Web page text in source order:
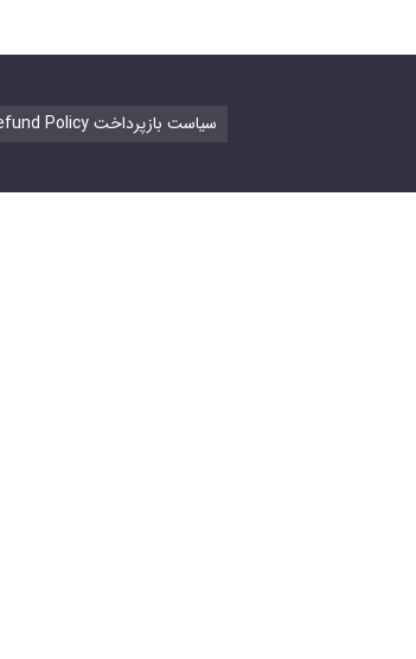
Refund Policy سیاست بازپرداخت